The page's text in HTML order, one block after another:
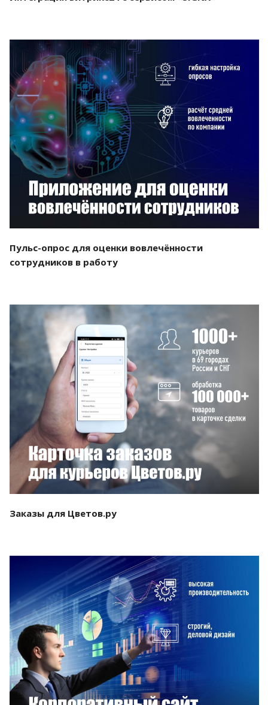
Смотреть проект
Пульс-опрос для оценки вовлечённости
сотрудников в работу
Смотреть проект
Заказы для Цветов.ру
Смотреть проект